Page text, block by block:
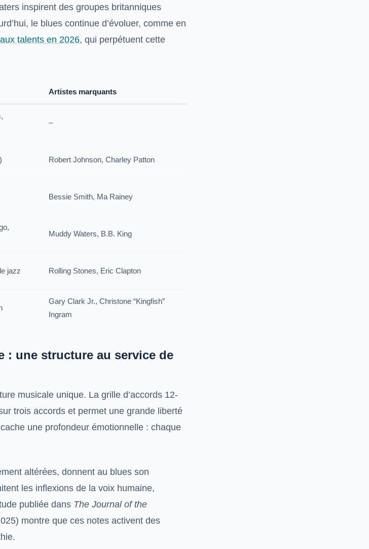
inspirent des groupes britanniques
le blues continue d’évoluer, comme en
talents en 2026, qui perpétuent cette
Artistes marquants
–
Robert Johnson, Charley Patton
Bessie Smith, Ma Rainey
Muddy Waters, B.B. King
jazz Rolling Stones, Eric Clapton
Gary Clark Jr., Christone “Kingfish”
Ingram
: une structure au service de
musicale unique. La grille d’accords 12-
trois accords et permet une grande liberté
une profondeur émotionnelle : chaque
altérées, donnent au blues son
les inflexions de la voix humaine,
publiée dans The Journal of the
montre que ces notes activent des